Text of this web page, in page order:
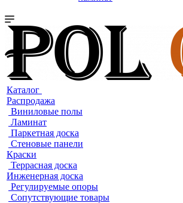
Каталог
Распродажа
Виниловые полы
Ламинат
Паркетная доска
Стеновые панели
Краски
Террасная доска
Инженерная доска
Регулируемые опоры
Сопутствующие товары